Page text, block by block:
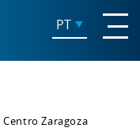
PT
Zaragoza